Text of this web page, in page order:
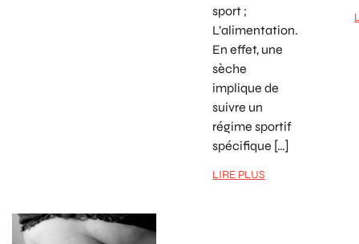
sport ;
L’alimentation.
En effet, une
sèche
implique de
suivre un
régime sportif
spécifique […]
LIRE PLUS